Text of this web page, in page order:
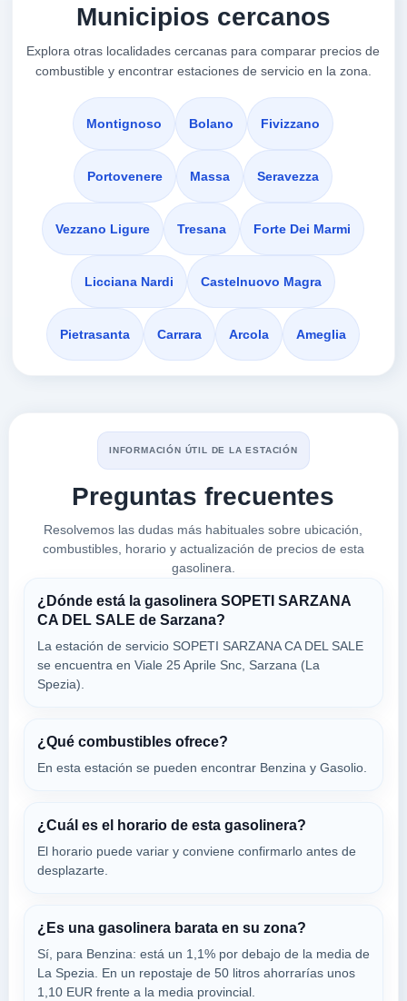
CASTELNUOVO MAGRA,
a 3.46 Km
Statale 1 Via Aurelia, Km. 389, Dir. Pisa
VER PRECIOS
2862
a 3.51 Km
Viale Xxv Aprile Snc
SARZANA,
19038
VER PRECIOS
1283 SARZANA
Dogana 219
VER PRECIOS
a 3.97 Km
Statale 1 Via Aurelia, Km. 568, Dir. Roma ...
G.L. STORE
SARZANA,
19038
VER PRECIOS
a 4.64 Km
Via Galileo Galilei 80
CARRARA,
19038
VER PRECIOS
Municipios cercanos
Explora otras localidades cercanas para comparar precios de
combustible y encontrar estaciones de servicio en la zona.
Montignoso Bolano Fivizzano
Portovenere Massa Seravezza
Vezzano Ligure Tresana Forte Dei Marmi
Licciana Nardi Castelnuovo Magra
Pietrasanta Carrara Arcola Ameglia
INFORMACIÓN ÚTIL DE LA ESTACIÓN
Preguntas frecuentes
Resolvemos las dudas más habituales sobre ubicación,
combustibles, horario y actualización de precios de esta
gasolinera.
¿Dónde está la gasolinera SOPETI SARZANA
CA DEL SALE de Sarzana?
La estación de servicio SOPETI SARZANA CA DEL SALE
se encuentra en Viale 25 Aprile Snc, Sarzana (La
Spezia).
¿Qué combustibles ofrece?
En esta estación se pueden encontrar Benzina y Gasolio.
¿Cuál es el horario de esta gasolinera?
El horario puede variar y conviene confirmarlo antes de
desplazarte.
¿Es una gasolinera barata en su zona?
Sí, para Benzina: está un 1,1% por debajo de la media de
La Spezia. En un repostaje de 50 litros ahorrarías unos
1,10 EUR frente a la media provincial.